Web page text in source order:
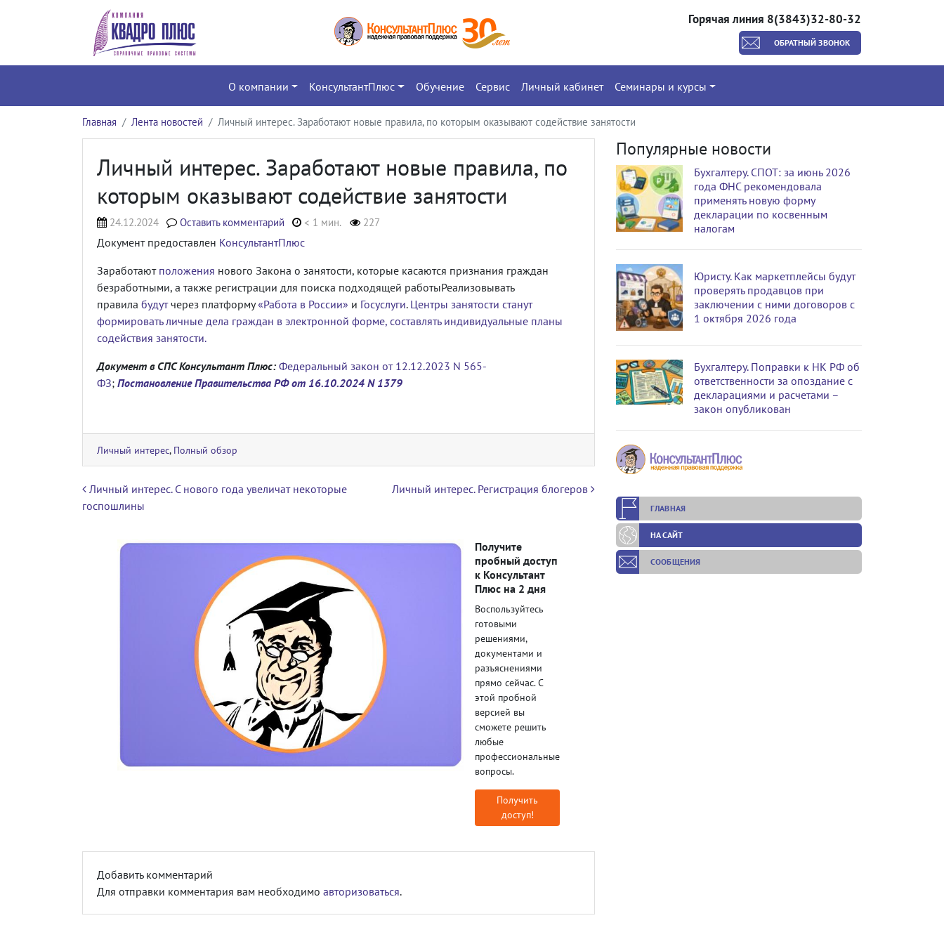
Горячая линия 8(3843)32-80-32
ОБРАТНЫЙ ЗВОНОК
О компании КонсультантПлюс Обучение Сервис Личный кабинет Семинары и курсы
Главная Лента новостей Личный интерес. Заработают новые правила, по которым оказывают содействие занятости
Личный интерес. Заработают новые правила, по
которым оказывают содействие занятости
24.12.2024 Оставить комментарий < 1 мин. 227
Документ предоставлен КонсультантПлюс
Заработают положения нового Закона о занятости, которые касаются признания граждан
безработными, а также регистрации для поиска подходящей работыРеализовывать
правила будутчерез платформу«Работа в России» и Госуслуги. Центры занятости станут
формироватьличные дела граждан в электронной форме, составлятьиндивидуальные планы
содействия занятости.
Документ в СПС Консультант Плюс: Федеральный закон от 12.12.2023 N 565-
ФЗ; Постановление Правительства РФ от 16.10.2024 N 1379
Личный интерес, Полный обзор
Навигация по записям
Личный интерес. С нового года увеличат некоторые
госпошлины
Личный интерес. Регистрация блогеров
Получите
пробный доступ
к Консультант
Плюс на 2 дня
Воспользуйтесь
готовыми
решениями,
документами и
разъяснениями
прямо сейчас. С
этой пробной
версией вы
сможете решить
любые
профессиональные
вопросы.
Получить
доступ!
Добавить комментарий
Для отправки комментария вам необходимо авторизоваться.
Популярные новости
Бухгалтеру. СПОТ: за июнь 2026
года ФНС рекомендовала
применять новую форму
декларации по косвенным
налогам
Юристу. Как маркетплейсы будут
проверять продавцов при
заключении с ними договоров с
1 октября 2026 года
Бухгалтеру. Поправки к НК РФ об
ответственности за опоздание с
декларациями и расчетами –
закон опубликован
ГЛАВНАЯ
НА САЙТ
СООБЩЕНИЯ